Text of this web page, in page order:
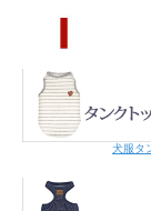
こちらの商品はメー
い。
犬服タ